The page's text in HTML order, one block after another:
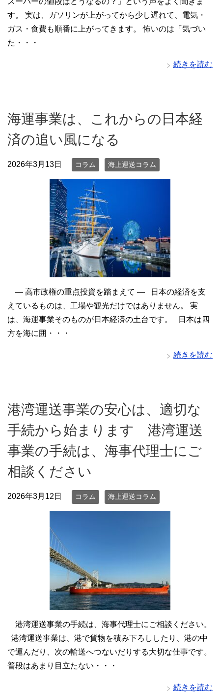
す。 実は、ガソリンが上がってから少し遅れて、電気・
ガス・食費も順番に上がってきます。 怖いのは「気づい
た・・・
続きを読む
海運事業は、これからの日本経
済の追い風になる
2026年3月13日 コラム 海上運送コラム
― 高市政権の重点投資を踏まえて ― 日本の経済を支
えているものは、工場や観光だけではありません。 実
は、海運事業そのものが日本経済の土台です。 日本は四
方を海に囲・・・
続きを読む
港湾運送事業の安心は、適切な
手続から始まります 港湾運送
事業の手続は、海事代理士にご
相談ください
2026年3月12日 コラム 海上運送コラム
港湾運送事業の手続は、海事代理士にご相談ください。
港湾運送事業は、港で貨物を積み下ろししたり、港の中
で運んだり、次の輸送へつないだりする大切な仕事です。
普段はあまり目立たない・・・
続きを読む